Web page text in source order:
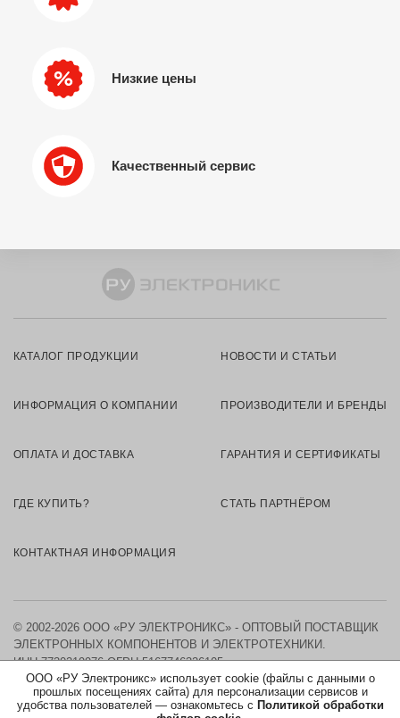
Низкие цены
Качественный сервис
ООО «РУ Электроникс» использует cookie (файлы с данными о
прошлых посещениях сайта) для персонализации сервисов и
удобства пользователей — ознакомьтесь с Политикой обработки
КАТАЛОГ ПРОДУКЦИИ НОВОСТИ И СТАТЬИ
ИНФОРМАЦИЯ О КОМПАНИИ ПРОИЗВОДИТЕЛИ И БРЕНДЫ
ОПЛАТА И ДОСТАВКА ГАРАНТИЯ И СЕРТИФИКАТЫ
ГДЕ КУПИТЬ? СТАТЬ ПАРТНЁРОМ
КОНТАКТНАЯ ИНФОРМАЦИЯ
© 2002-2026 ООО «РУ ЭЛЕКТРОНИКС» - ОПТОВЫЙ ПОСТАВЩИК
ЭЛЕКТРОННЫХ КОМПОНЕНТОВ И ЭЛЕКТРОТЕХНИКИ.
ИНН 7730219976 ОГРН 5167746326105
КАРТА САЙТА